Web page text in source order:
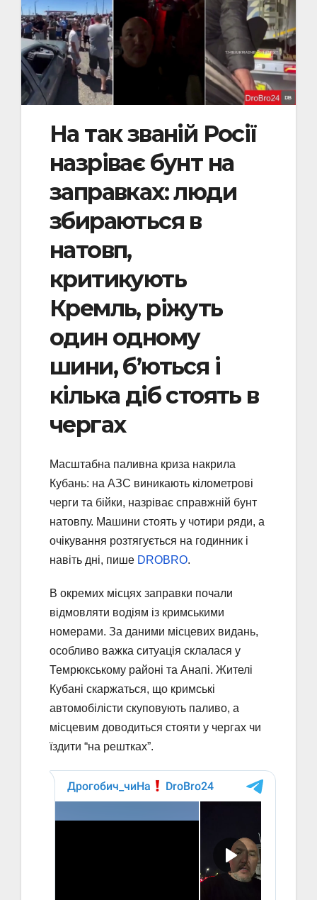
На так званій Росії
назріває бунт на
заправках: люди
збираються в
натовп,
критикують
Кремль, ріжуть
один одному
шини, б’ються і
кілька діб стоять в
чергах
Масштабна паливна криза накрила
Кубань: на АЗС виникають кілометрові
черги та бійки, назріває справжній бунт
натовпу. Машини стоять у чотири ряди, а
очікування розтягується на годинник і
навіть дні, пише DROBRO.
В окремих місцях заправки почали
відмовляти водіям із кримськими
номерами. За даними місцевих видань,
особливо важка ситуація склалася у
Темрюкському районі та Анапі. Жителі
Кубані скаржаться, що кримські
автомобілісти скуповують паливо, а
місцевим доводиться стояти у чергах чи
їздити “на рештках”.